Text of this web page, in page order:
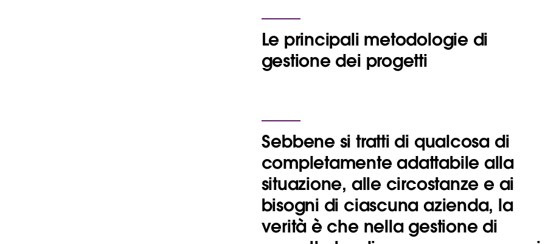
Le principali metodologie di
gestione dei progetti
Sebbene si tratti di qualcosa di
completamente adattabile alla
situazione, alle circostanze e ai
bisogni di ciascuna azienda, la
verità è che nella gestione di